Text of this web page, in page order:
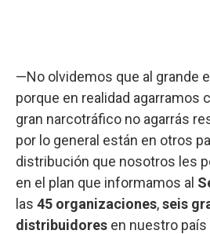
—No olvidemos que al grande
porque en realidad agarramos
gran narcotráfico no agarrás
por lo general están en otros
distribución que nosotros les
en el plan que informamos al
las 45 organizaciones,seis
distribuidores en nuestro